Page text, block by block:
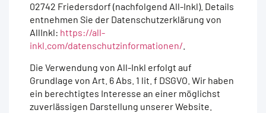
02742 Friedersdorf (nachfolgend All-Inkl). Details
entnehmen Sie der Datenschutzerklärung von
AllInkl: https://all-
inkl.com/datenschutzinformationen/
Die Verwendung von All-Inkl erfolgt auf
Grundlage von Art. 6 Abs. 1 lit. f DSGVO. Wir haben
ein berechtigtes Interesse an einer möglichst
zuverlässigen Darstellung unserer Website.